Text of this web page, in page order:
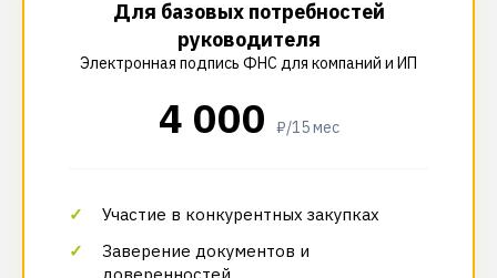
Для базовых потребностей
руководителя
Электронная подпись ФНС для компаний и ИП
4 000 ₽/15 мес
Участие в конкурентных закупках
Заверение документов и